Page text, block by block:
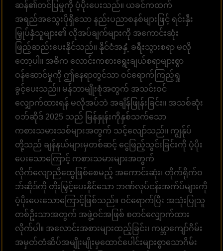
ဆန်၏တင်ပြမှုကို ပံ့ပိုးပေးသည်။ ယခင်ကထက်
အရည်အသွေးပိုရှိသော နည်းပညာစနစ်များဖြင့် ရင်းနှီး
မြှုပ်နှံသူများ၏ လိုအပ်ချက်များကို အကောင်းဆုံး
ဖြည့်ဆည်းပေးနိုင်သည်။ နိုင်ငံအနှံ့ ခရီးသွားစရာ မလို
တော့ပါ။ အဓိက လောင်းကစားရွေးချယ်စရာများစွာ
ဝန်ဆောင်မှုကို ဤနေရာတွင်သာ ဝင်ရောက်ကြည့်ရှု
ခွင့်ပေးသည်။ မန်ဘာမျိုးစုံအတွက် အသင်းဝင်
လျှောက်ထားရန် မလိုအပ်ဘဲ အချိန်ဖြုန်းခြင်း။ အသစ်ဆုံး
ဝဘ်ဆိုဒ် 2025 သည် မြန်နှုန်းကိုနှစ်သက်သော
ကစားသမားသစ်များအတွက် သင့်လျော်သည်။ ကျွန်ုပ်
တို့သည် ချန်နယ်များမှတစ်ဆင့် ငွေဖြည့်သွင်းခြင်းကို ပံ့ပိုး
ပေးသောကြောင့် ကစားသမားများအတွက်
လိုက်လျောညီထွေဖြစ်စေမည့် အကောင်းဆုံး၊ တိုက်ရိုက်ဝ
ဘ်ဆိုဒ်ကို တိုးမြှင့်ပေးနိုင်သော ဘဏ်လုပ်ငန်းအက်ပ်များကို
ပံ့ပိုးပေးသောကြောင့်ဖြစ်သည်။ ဝင်ရောက်ပြီး အသုံးပြုသူ
တစ်ဦးသာအတွက် အဖွဲ့ဝင်အဖြစ် စတင်လျှောက်ထား
လိုက်ပါ။ အလောင်းအစားများထည့်ခြင်း၊ ကမ္ဘာကျော်ဂိမ်း
အမှတ်တံဆိပ်အမျိုးမျိုးမှထောင်ပေါင်းများစွာသောဂိမ်း